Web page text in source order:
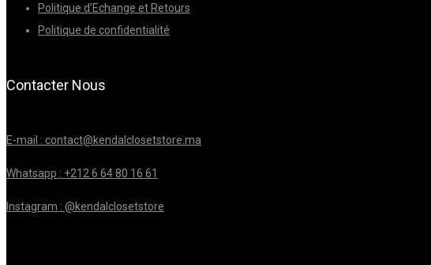
Politique d’Echange et Retours
Politique de confidentialité
Contacter Nous
E-mail : contact@kendalclosetstore.ma
Whatsapp : +212 6 64 80 16 61
Instagram : @kendalclosetstore